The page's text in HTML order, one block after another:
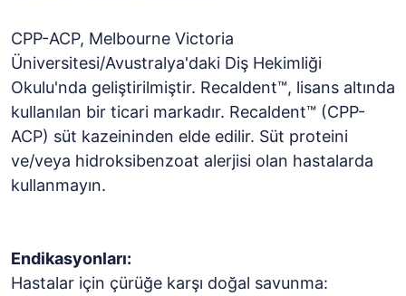
CPP-ACP, Melbourne Victoria
Üniversitesi/Avustralya'daki Diş Hekimliği
Okulu'nda geliştirilmiştir. Recaldent™, lisans altında
kullanılan bir ticari markadır. Recaldent™ (CPP-
ACP) süt kazeininden elde edilir. Süt proteini
ve/veya hidroksibenzoat alerjisi olan hastalarda
kullanmayın.
Endikasyonları:
Hastalar için çürüğe karşı doğal savunma: